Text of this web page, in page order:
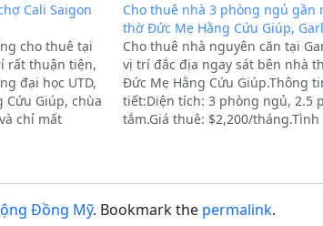
Cali Saigon
cho thuê tại
rất thuận tiện,
đại học UTD,
Cứu Giúp, chùa
chỉ mất
Cho thuê nhà 3 phòng ngủ gần
thờ Đức Mẹ Hằng Cứu Giúp,
Cho thuê nhà nguyên căn tại
vị trí đắc địa ngay sát bên nhà
Đức Mẹ Hằng Cứu Giúp.Thông
tiết:Diện tích: 3 phòng ngủ, 2.5
tắm.Giá thuê: $2,200/tháng.Tình
Đồng Mỹ. Bookmark the permalink.